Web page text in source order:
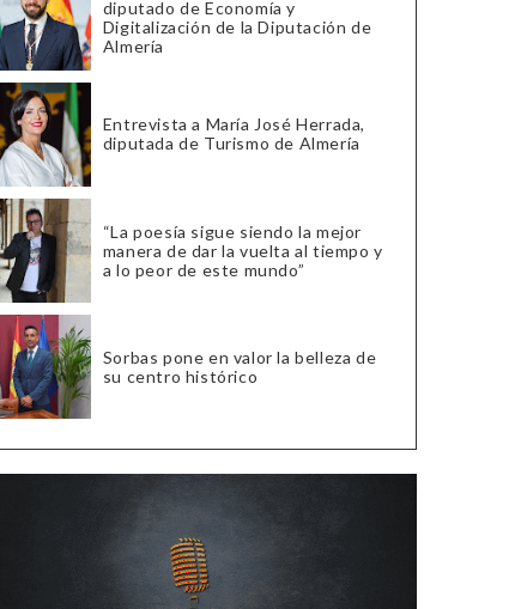
diputado de Economía y
Digitalización de la Diputación de
Almería
Entrevista a María José Herrada,
diputada de Turismo de Almería
“La poesía sigue siendo la mejor
manera de dar la vuelta al tiempo y
a lo peor de este mundo”
Sorbas pone en valor la belleza de
su centro histórico